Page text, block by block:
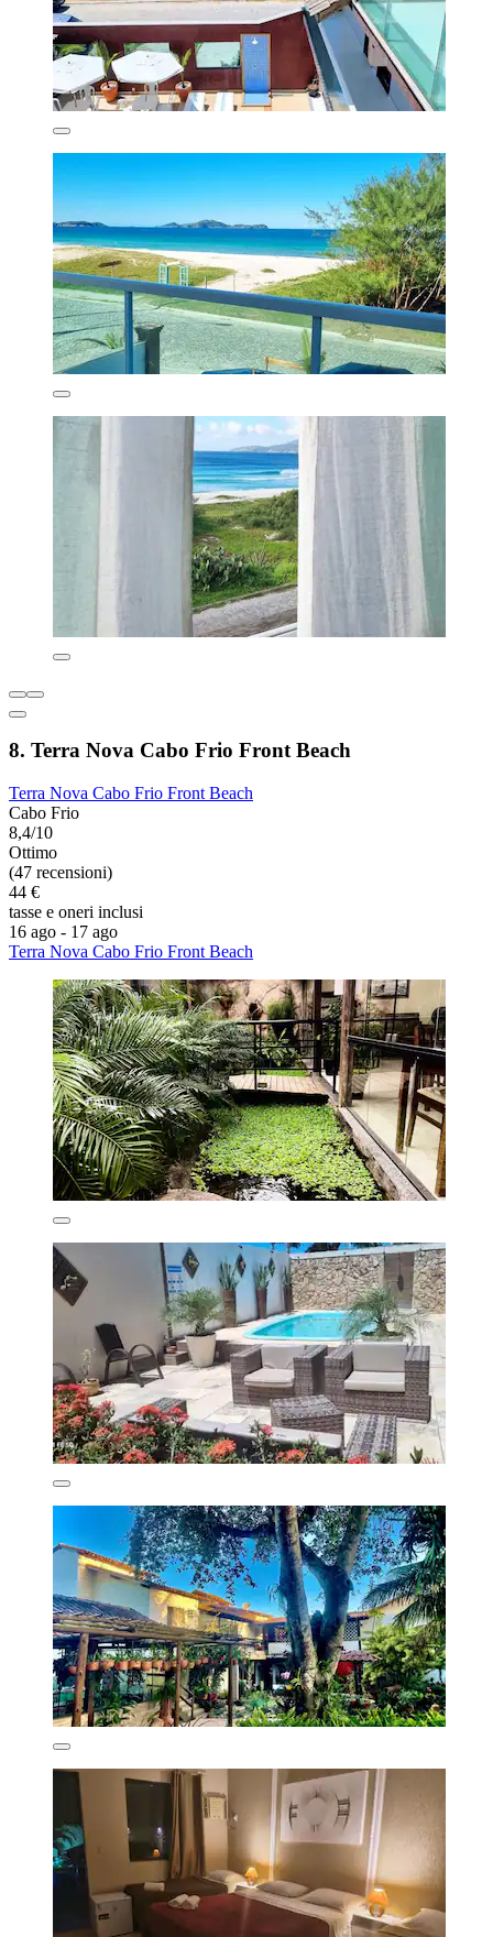
8. Terra Nova Cabo Frio Front Beach
Terra Nova Cabo Frio Front Beach
Cabo Frio
8,4/10
Ottimo
(47 recensioni)
44 €
tasse e oneri inclusi
16 ago - 17 ago
Terra Nova Cabo Frio Front Beach